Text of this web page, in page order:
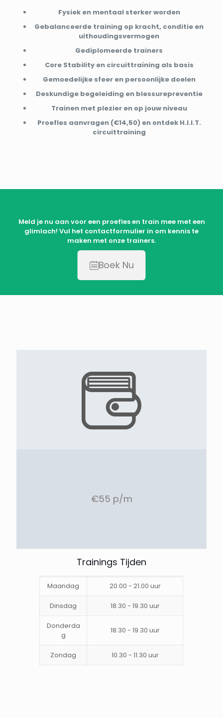
Fysiek en mentaal sterker worden
Gebalanceerde training op kracht, conditie en
uithoudingsvermogen
Gediplomeerde trainers
Core Stability en circuittraining als basis
Gemoedelijke sfeer en persoonlijke doelen
Deskundige begeleiding en blessurepreventie
Trainen met plezier en op jouw niveau
Proefles aanvragen (€14,50) en ontdek H.I.I.T.
circuittraining
Meld je nu aan voor een proefles en train mee met een
glimlach! Vul het contactformulier in om kennis te
maken met onze trainers.
Boek Nu
€55 p/m
Trainings Tijden
Maandag 20.00 - 21.00 uur
Dinsdag 18.30 - 19.30 uur
Donderda
g
18.30 - 19.30 uur
Zondag 10.30 - 11.30 uur